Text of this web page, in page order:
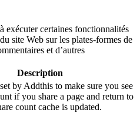
exécuter certaines fonctionnalités
site Web sur les plates-formes de
et d’autres
Description
by Addthis to make sure you see
if you share a page and return to
count cache is updated.